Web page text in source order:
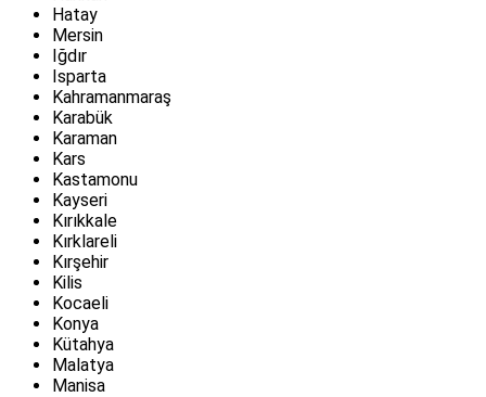
Hatay
Mersin
Iğdır
Isparta
Kahramanmaraş
Karabük
Karaman
Kars
Kastamonu
Kayseri
Kırıkkale
Kırklareli
Kırşehir
Kilis
Kocaeli
Konya
Kütahya
Malatya
Manisa